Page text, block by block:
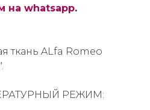
на whatsapp.
ткань ALfa Romeo
РЕЖИМ: